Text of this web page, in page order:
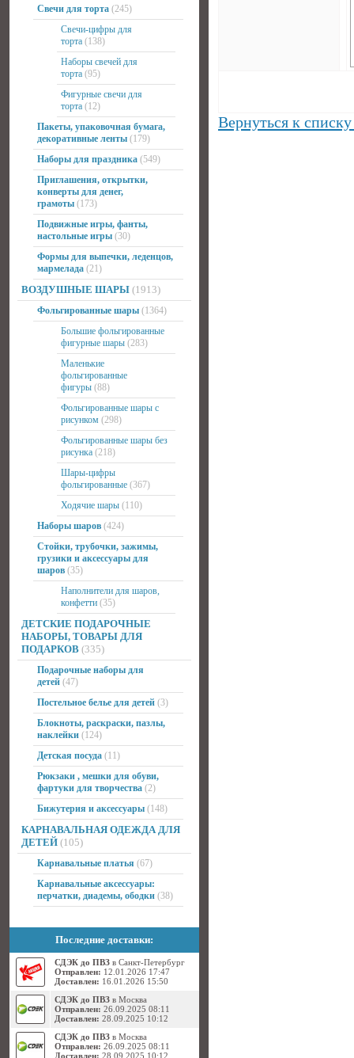
Свечи для торта (245)
Свечи-цифры для
торта (138)
Наборы свечей для
торта (95)
Фигурные свечи для
торта (12)
Пакеты, упаковочная бумага,
декоративные ленты (179)
Наборы для праздника (549)
Приглашения, открытки,
конверты для денег,
грамоты (173)
Подвижные игры, фанты,
настольные игры (30)
Формы для выпечки, леденцов,
мармелада (21)
ВОЗДУШНЫЕ ШАРЫ (1913)
Фольгированные шары (1364)
Большие фольгированные
фигурные шары (283)
Маленькие
фольгированные
фигуры (88)
Фольгированные шары с
рисунком (298)
Фольгированные шары без
рисунка (218)
Шары-цифры
фольгированные (367)
Ходячие шары (110)
Наборы шаров (424)
Стойки, трубочки, зажимы,
грузики и аксессуары для
шаров (35)
Наполнители для шаров,
конфетти (35)
ДЕТСКИЕ ПОДАРОЧНЫЕ
НАБОРЫ, ТОВАРЫ ДЛЯ
ПОДАРКОВ (335)
Подарочные наборы для
детей (47)
Постельное белье для детей (3)
Блокноты, раскраски, пазлы,
наклейки (124)
Детская посуда (11)
Рюкзаки , мешки для обуви,
фартуки для творчества (2)
Бижутерия и аксессуары (148)
КАРНАВАЛЬНАЯ ОДЕЖДА ДЛЯ
ДЕТЕЙ (105)
Карнавальные платья (67)
Карнавальные аксессуары:
перчатки, диадемы, ободки (38)
Последние доставки:
СДЭК до ПВЗ в Санкт-Петербург
Отправлен: 12.01.2026 17:47
Доставлен: 16.01.2026 15:50
СДЭК до ПВЗ в Москва
Отправлен: 26.09.2025 08:11
Доставлен: 28.09.2025 10:12
СДЭК до ПВЗ в Москва
Отправлен: 26.09.2025 08:11
Доставлен: 28.09.2025 10:12
Вернуться к списку